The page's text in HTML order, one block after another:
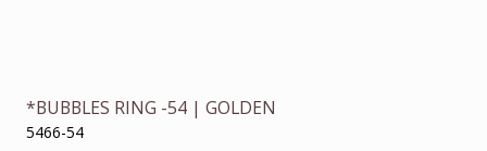
*BUBBLES RING -54 | GOLDEN
5466-54